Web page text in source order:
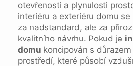
otevřenosti a plynulosti
interiéru a exteriéru domu se
za nadstandard, ale za
kvalitního návrhu. Pokud je
domu koncipován s
prostředí, které působí